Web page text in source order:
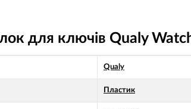
для ключів Qualy
Qualy
Пластик